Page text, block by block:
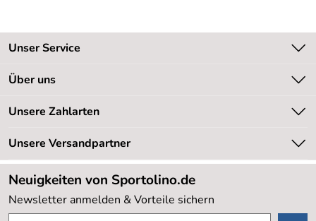
Bewertungsdatum: 23.04.2014
Verifizierte Bewertung
Kaufdatum: 27.01.2014
Unser Service
Kontakt
Newsletter
Retourenabwicklung
Lieferbedingungen
Kundenlogin
Über uns
Unsere Bestseller
Neu
Sale %
Kundenbewertungen (20.177)
4,8/5*****
Unsere Zahlarten
Unsere Versandpartner
Neuigkeiten von Sportolino.de
Newsletter anmelden & Vorteile sichern